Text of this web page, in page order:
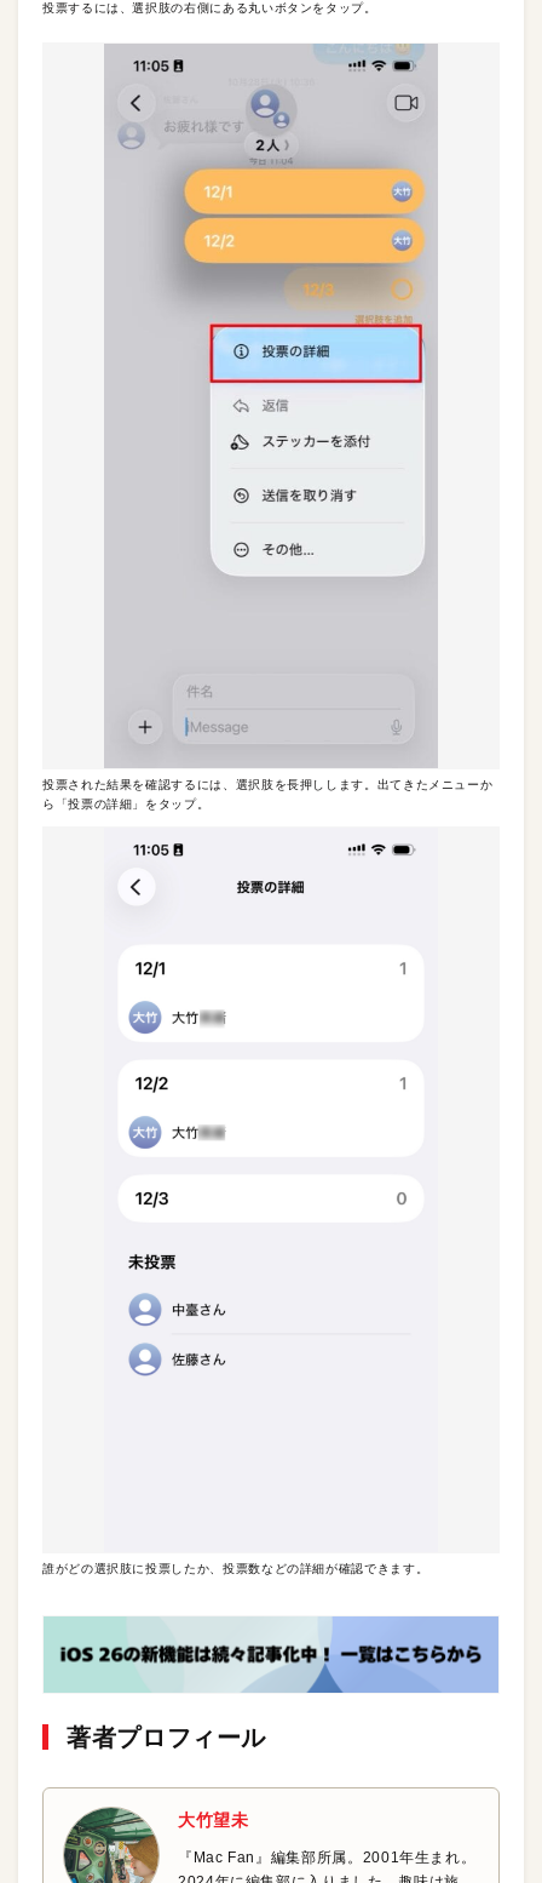
投票するには、選択肢の右側にある丸いボタンをタップ。
投票された結果を確認するには、選択肢を長押しします。出てきたメニューか
ら「投票の詳細」をタップ。
誰がどの選択肢に投票したか、投票数などの詳細が確認できます。
著者プロフィール
大竹望未
『Mac Fan』編集部所属。2001年生まれ。